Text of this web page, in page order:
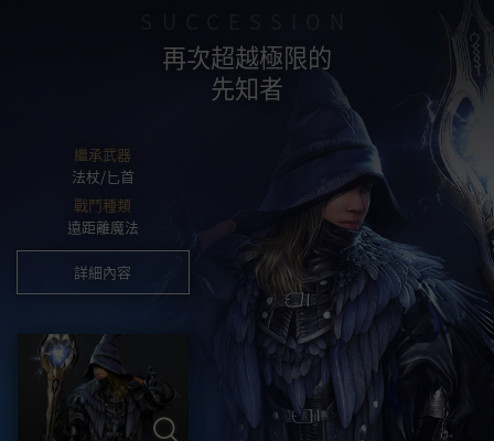
再次超越極限的
先知者
繼承武器
法杖/匕首
戰鬥種類
遠距離魔法
詳細內容